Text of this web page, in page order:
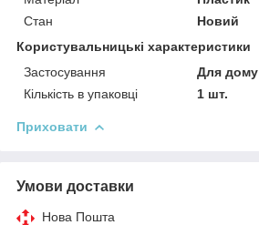
Стан
Новий
Користувальницькі характеристики
Застосування
Для дому
Кількість в упаковці
1 шт.
Приховати
Умови доставки
Нова Пошта